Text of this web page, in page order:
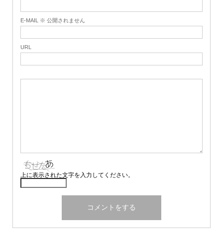
E-MAIL ※ 公開されません
URL
上に表示された文字を入力してください。